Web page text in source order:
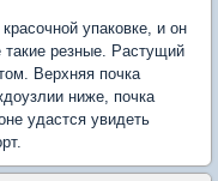
упаковке, и он
резные. Растущий
Верхняя почка
ниже, почка
удастся увидеть